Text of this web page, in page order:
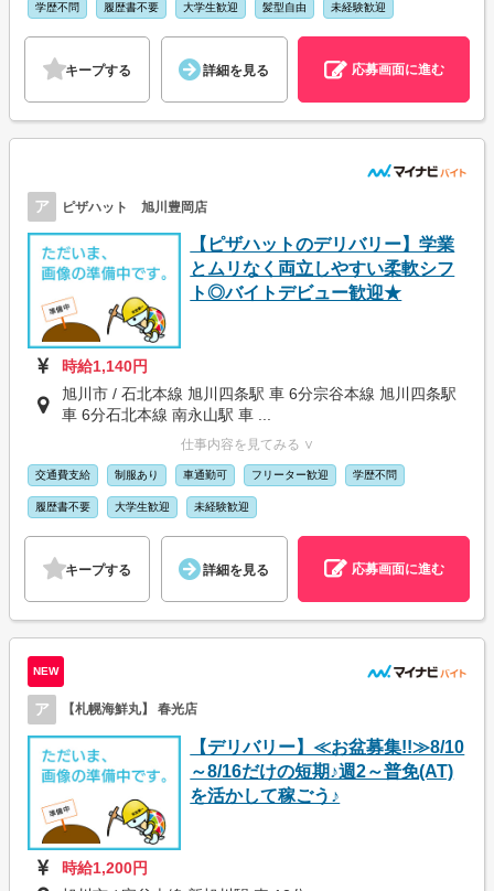
学歴不問 履歴書不要 大学生歓迎 髪型自由 未経験歓迎
キープする 詳細を見る 応募画面に進む
ア ピザハット 旭川豊岡店
【ピザハットのデリバリー】学業
とムリなく両立しやすい柔軟シフ
ト◎バイトデビュー歓迎★
時給1,140円
旭川市 / 石北本線 旭川四条駅 車 6分宗谷本線 旭川四条駅
車 6分石北本線 南永山駅 車 ...
仕事内容を見てみる ∨
交通費支給 制服あり 車通勤可 フリーター歓迎 学歴不問
履歴書不要 大学生歓迎 未経験歓迎
キープする 詳細を見る 応募画面に進む
NEW
ア 【札幌海鮮丸】 春光店
【デリバリー】≪お盆募集!!≫8/10
～8/16だけの短期♪週2～普免(AT)
を活かして稼ごう♪
時給1,200円